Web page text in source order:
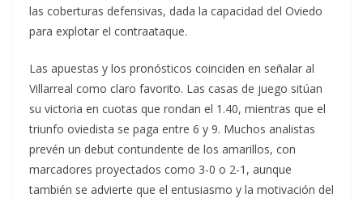
las coberturas defensivas, dada la capacidad del Oviedo
para explotar el contraataque.
Las apuestas y los pronósticos coinciden en señalar al
Villarreal como claro favorito. Las casas de juego sitúan
su victoria en cuotas que rondan el 1.40, mientras que el
triunfo oviedista se paga entre 6 y 9. Muchos analistas
prevén un debut contundente de los amarillos, con
marcadores proyectados como 3-0 o 2-1, aunque
también se advierte que el entusiasmo y la motivación del